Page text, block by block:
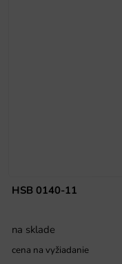
HSB 0140-11
na sklade
cena na vyžiadanie